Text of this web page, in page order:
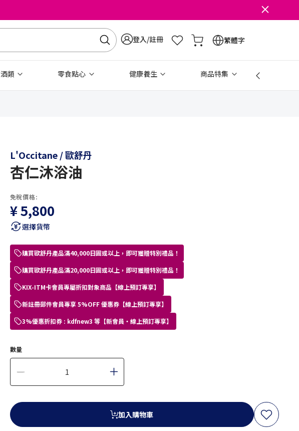
登入/註冊 繁體字
酒類 零食點心 健康養生 商品特集
L'Occitane / 歐舒丹
杏仁沐浴油
免稅價格:
¥ 5,800
選擇貨幣
購買歐舒丹產品滿40,000日圓或以上，即可獲贈特別禮品！
購買歐舒丹產品滿20,000日圓或以上，即可獲贈特別禮品！
KIX-ITM卡會員專屬折扣對象商品【線上預訂專享】
新註冊郵件會員專享 5%OFF 優惠券【線上預訂專享】
3%優惠折扣券 : kdfnew3 等【新會員・線上預訂專享】
數量
加入購物車